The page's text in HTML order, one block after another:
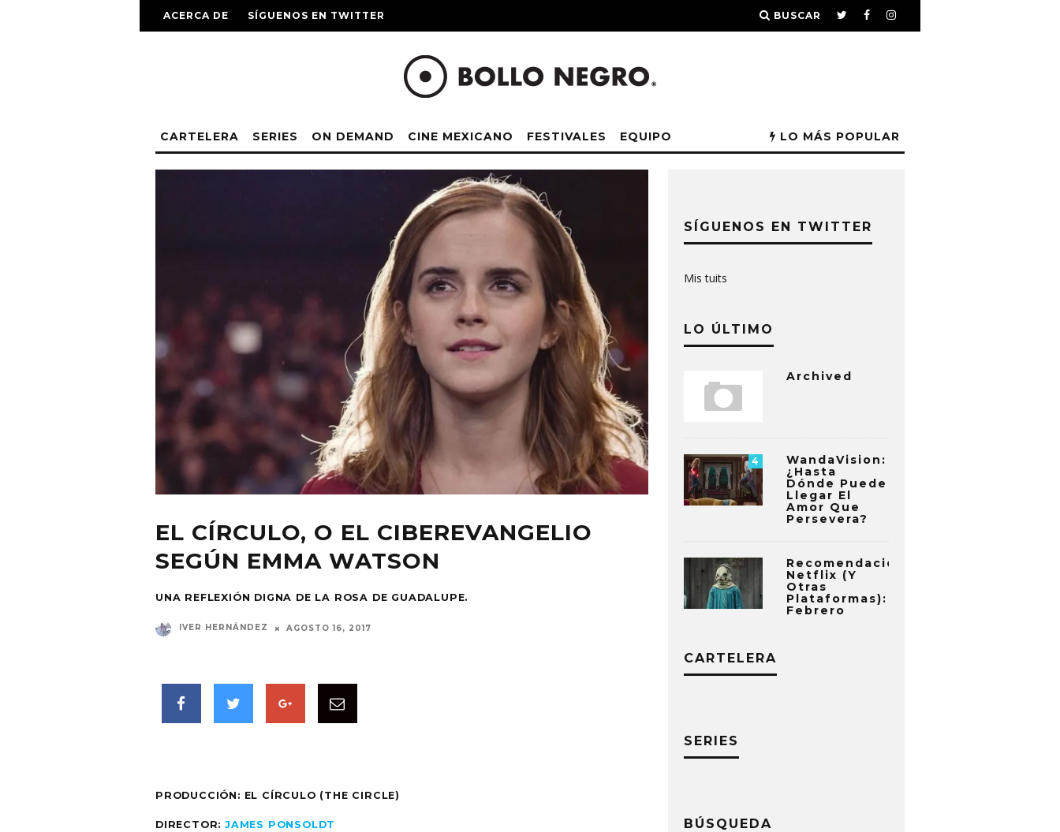
ACERCA DE SÍGUENOS EN TWITTER BUSCAR
CARTELERA SERIES ON DEMAND CINE MEXICANO FESTIVALES EQUIPO LO MÁS POPULAR
EL CÍRCULO, O EL CIBEREVANGELIO
SEGÚN EMMA WATSON
UNA REFLEXIÓN DIGNA DE LA ROSA DE GUADALUPE.
IVER HERNÁNDEZ AGOSTO 16, 2017
PRODUCCIÓN: EL CÍRCULO (THE CIRCLE)
DIRECTOR:JAMES PONSOLDT
SÍGUENOS EN TWITTER
Mis tuits
LO ÚLTIMO
Archived
4
WandaVision:
¿Hasta
Dónde Puede
Llegar El
Amor Que
Persevera?
Recomendaciones
Netflix (y
Otras
Plataformas):
Febrero
CARTELERA
SERIES
BÚSQUEDA